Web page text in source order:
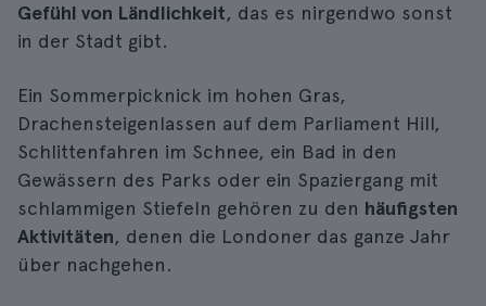
Gefühl von Ländlichkeit, das es nirgendwo sonst
in der Stadt gibt.
Ein Sommerpicknick im hohen Gras,
Drachensteigenlassen auf dem Parliament Hill,
Schlittenfahren im Schnee, ein Bad in den
Gewässern des Parks oder ein Spaziergang mit
schlammigen Stiefeln gehören zu den häufigsten
Aktivitäten, denen die Londoner das ganze Jahr
über nachgehen.